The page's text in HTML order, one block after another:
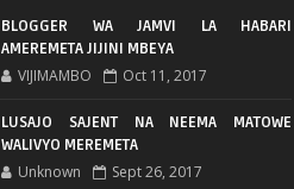
BLOGGER WA JAMVI LA HABARI
AMEREMETA JIJINI MBEYA
VIJIMAMBO Oct 11, 2017
LUSAJO SAJENT NA NEEMA MATOWE
WALIVYO MEREMETA
Unknown Sept 26, 2017